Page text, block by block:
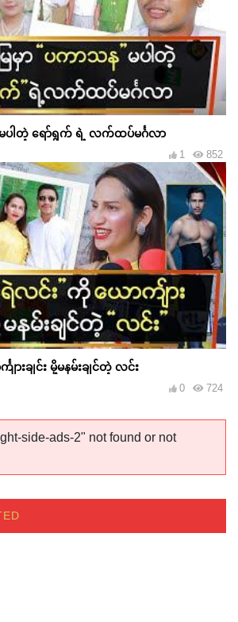
မပါတဲ့ ရော်ရွက် ရဲ့ လက်ထပ်မင်္ဂလာ
852
1
ားချင်း မို့မနမ်းချင်တဲ့ လင်း
724
0
side-ads-2" not found or not